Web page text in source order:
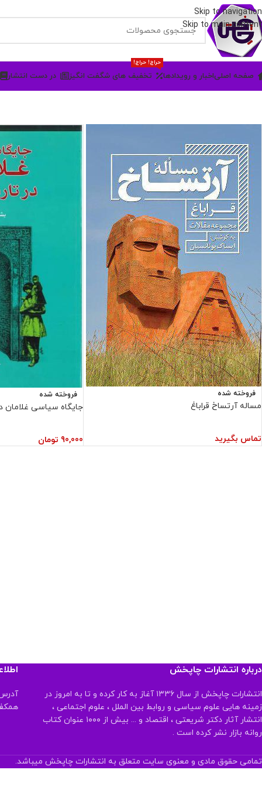
Skip to navigation
Skip to main content
صفحه اصلیاخبار و رویدادها تخفیف های شگفت انگیز
حراج! حراج!
در دست انتشار
فروخته شده
مساله آرتساخ قراباغ
تماس بگیرید
فروخته شده
جایگاه سیاسی غلامان
90,000 تومان
درباره انتشارات چاپخش
انتشارات چاپخش از سال ۱۳۳۶ آغاز به کار کرده و تا به امروز در
زمینه هایی علوم سیاسی و روابط بین الملل ، علوم اجتماعی ،
انتشار آثار دکتر شریعتی ، اقتصاد و ... بیش از ۱۰۰۰ عنوان کتاب
روانه بازار نشر کرده است .
همکف
تمامی حقوق مادی و معنوی سایت متعلق به انتشارات چاپخش میباشد.